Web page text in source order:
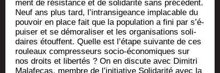
ment de résis­tance et de soli­da­ri­té sans pré­cé­dent.
Neuf ans plus tard, l’in­tran­si­geance impla­cable du
pou­voir en place fait que la popu­la­tion a fini par s’é­
pui­ser et se démo­ra­li­ser et les orga­ni­sa­tions soli­
daires étouffent. Quelle est l’étape sui­vante de ces
rou­leaux com­pres­seurs socio-éco­no­miques sur
nos droits et liber­tés ? On en dis­cute avec Dimi­tri
Mala­fe­cas, membre de l’initiative Soli­da­ri­té avec la